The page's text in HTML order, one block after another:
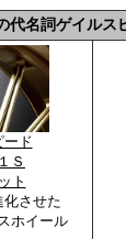
代名詞ゲイル
ド
Ｓ
ト
化させた
ホイール